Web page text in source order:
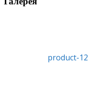
product-12